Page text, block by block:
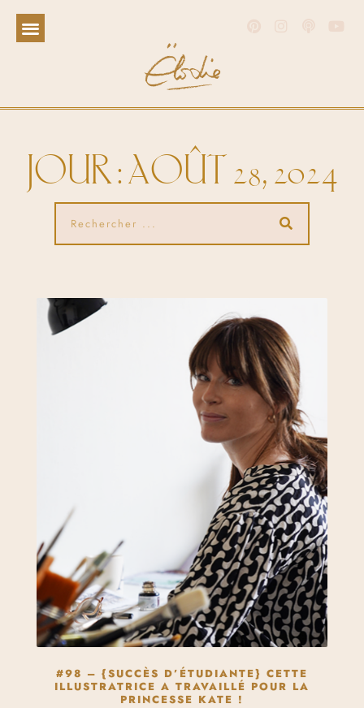
JOUR : AOÛT 28, 2024
#98 – {SUCCÈS D’ÉTUDIANTE} CETTE
ILLUSTRATRICE A TRAVAILLÉ POUR LA
PRINCESSE KATE !